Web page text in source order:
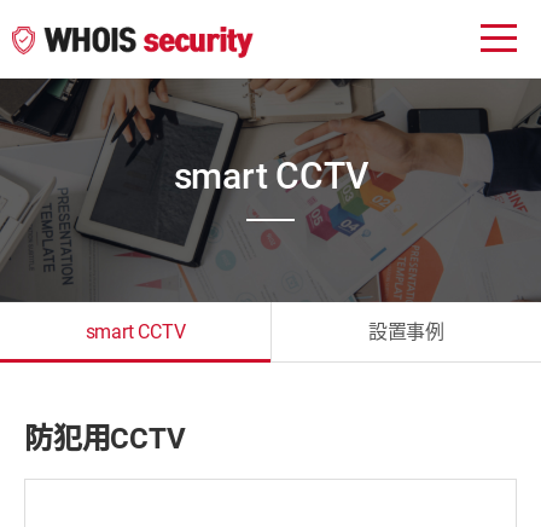
smart CCTV 設置事例
smart CCTV
防犯用CCTV